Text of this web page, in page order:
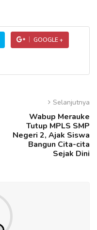
GOOGLE +
Selanjutnya
Wabup Merauke
Tutup MPLS SMP
Negeri 2, Ajak Siswa
Bangun Cita-cita
Sejak Dini